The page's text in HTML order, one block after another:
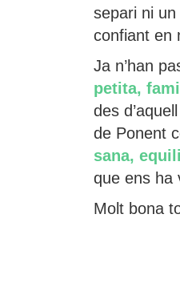
separi ni
confiant en
Ja n’han
petita,
des
de Ponent
sana,
que ens ha
Molt bona